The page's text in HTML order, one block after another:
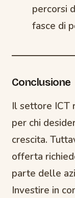
percorsi
fasce di
Conclusione
Il settore ICT
per chi
crescita.
offerta
parte delle
Investire in